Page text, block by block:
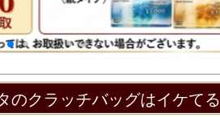
タのクラッチバッグはイケて